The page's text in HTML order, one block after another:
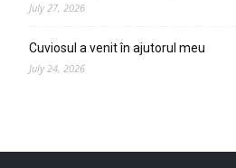
July 27, 2026
Cuviosul a venit în ajutorul meu
July 24, 2026